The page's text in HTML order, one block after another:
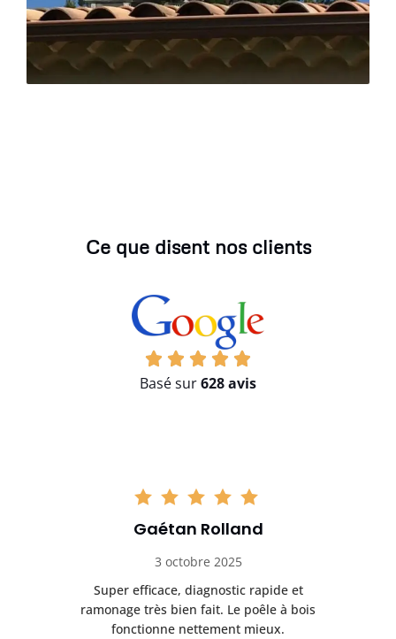
Ce que disent nos clients
Basé sur628 avis
Gaétan Rolland
3 octobre 2025
Super efficace, diagnostic rapide et
ramonage très bien fait. Le poêle à bois
fonctionne nettement mieux.